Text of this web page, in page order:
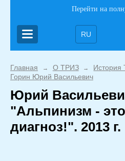
Перейти на
RU
Главная → О ТРИЗ → История
Горин Юрий Васильевич
Юрий
"Альпинизм -
диагноз!". 2013 г.